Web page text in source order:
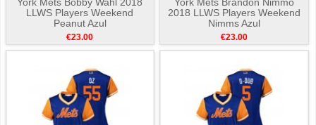
LLWS Players Weekend
Peanut Azul
€23.00
2018 LLWS Players Weekend
Nimms Azul
€23.00